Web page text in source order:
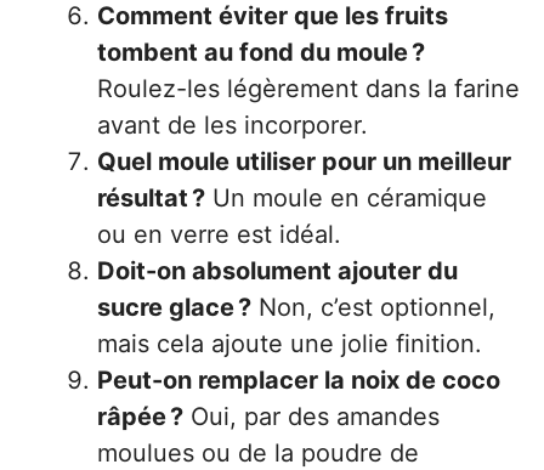
Comment éviter que les fruits
tombent au fond du moule ?
Roulez-les légèrement dans la farine
avant de les incorporer.
Quel moule utiliser pour un meilleur
résultat ? Un moule en céramique
ou en verre est idéal.
Doit-on absolument ajouter du
sucre glace ? Non, c’est optionnel,
mais cela ajoute une jolie finition.
Peut-on remplacer la noix de coco
râpée ? Oui, par des amandes
moulues ou de la poudre de